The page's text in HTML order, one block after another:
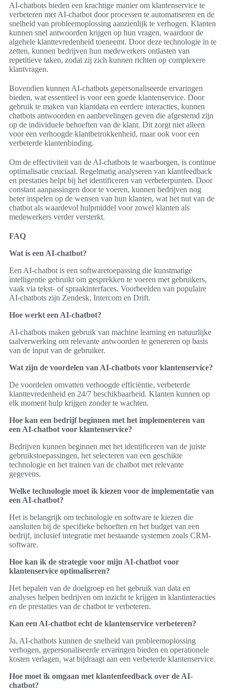
AI-chatbots bieden een krachtige manier om klantenservice te
verbeteren met AI-chatbot door processen te automatiseren en de
snelheid van probleemoplossing aanzienlijk te verhogen. Klanten
kunnen snel antwoorden krijgen op hun vragen, waardoor de
algehele klanttevredenheid toeneemt. Door deze technologie in te
zetten, kunnen bedrijven hun medewerkers ontlasten van
repetitieve taken, zodat zij zich kunnen richten op complexere
klantvragen.
Bovendien kunnen AI-chatbots gepersonaliseerde ervaringen
bieden, wat essentieel is voor een goede klantenservice. Door
gebruik te maken van klantdata en eerdere interacties, kunnen
chatbots antwoorden en aanbevelingen geven die afgestemd zijn
op de individuele behoeften van de klant. Dit zorgt niet alleen
voor een verhoogde klantbetrokkenheid, maar ook voor een
verbeterde klantenbinding.
Om de effectiviteit van de AI-chatbots te waarborgen, is continue
optimalisatie cruciaal. Regelmatig analyseren van klantfeedback
en prestaties helpt bij het identificeren van verbeterpunten. Door
constant aanpassingen door te voeren, kunnen bedrijven nog
beter inspelen op de wensen van hun klanten, wat het nut van de
chatbot als waardevol hulpmiddel voor zowel klanten als
medewerkers verder versterkt.
FAQ
Wat is een AI-chatbot?
Een AI-chatbot is een softwaretoepassing die kunstmatige
intelligentie gebruikt om gesprekken te voeren met gebruikers,
vaak via tekst- of spraakinterfaces. Voorbeelden van populaire
AI-chatbots zijn Zendesk, Intercom en Drift.
Hoe werkt een AI-chatbot?
AI-chatbots maken gebruik van machine learning en natuurlijke
taalverwerking om relevante antwoorden te genereren op basis
van de input van de gebruiker.
Wat zijn de voordelen van AI-chatbots voor klantenservice?
De voordelen omvatten verhoogde efficiëntie, verbeterde
klanttevredenheid en 24/7 beschikbaarheid. Klanten kunnen op
elk moment hulp krijgen zonder te wachten.
Hoe kan een bedrijf beginnen met het implementeren van
een AI-chatbot voor klantenservice?
Bedrijven kunnen beginnen met het identificeren van de juiste
gebruikstoepassingen, het selecteren van een geschikte
technologie en het trainen van de chatbot met relevante
gegevens.
Welke technologie moet ik kiezen voor de implementatie van
een AI-chatbot?
Het is belangrijk om technologie en software te kiezen die
aansluiten bij de specifieke behoeften en het budget van een
bedrijf, inclusief integratie met bestaande systemen zoals CRM-
software.
Hoe kan ik de strategie voor mijn AI-chatbot voor
klantenservice optimaliseren?
Het bepalen van de doelgroep en het gebruik van data en
analyses helpen bedrijven om inzicht te krijgen in klantinteracties
en de prestaties van de chatbot te verbeteren.
Kan een AI-chatbot echt de klantenservice verbeteren?
Ja, AI-chatbots kunnen de snelheid van probleemoplossing
verhogen, gepersonaliseerde ervaringen bieden en operationele
kosten verlagen, wat bijdraagt aan een verbeterde klantenservice.
Hoe moet ik omgaan met klantenfeedback over de AI-
chatbot?